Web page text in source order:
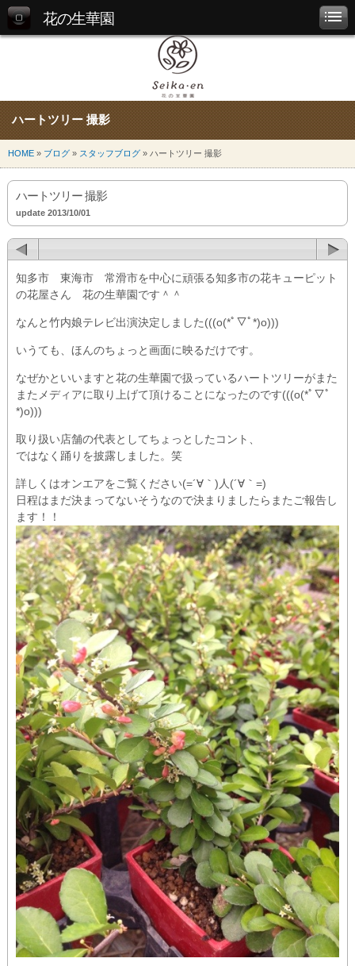
花の生華園
ハートツリー 撮影
HOME » ブログ » スタッフブログ » ハートツリー 撮影
ハートツリー 撮影
update 2013/10/01
知多市 東海市 常滑市を中心に頑張る知多市の花キューピット
の花屋さん 花の生華園です＾＾
なんと竹内娘テレビ出演決定しました(((o(*ﾟ▽ﾟ*)o)))
いうても、ほんのちょっと画面に映るだけです。
なぜかといいますと花の生華園で扱っているハートツリーがまた
またメディアに取り上げて頂けることになったのです(((o(*ﾟ▽ﾟ
*)o)))
取り扱い店舗の代表としてちょっとしたコント、
ではなく踊りを披露しました。笑
詳しくはオンエアをご覧ください(=´∀｀)人(´∀｀=)
日程はまだ決まってないそうなので決まりましたらまたご報告し
ます！！